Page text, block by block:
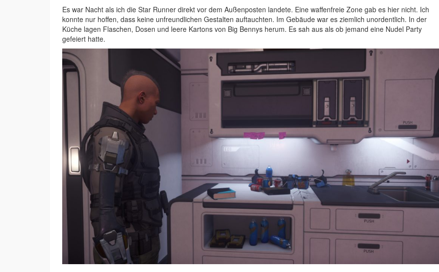
Es war Nacht als ich die Star Runner direkt vor dem Außenposten landete. Eine waffenfreie Zone gab es hier nicht. Ich
konnte nur hoffen, dass keine unfreundlichen Gestalten auftauchten. Im Gebäude war es ziemlich unordentlich. In der
Küche lagen Flaschen, Dosen und leere Kartons von Big Bennys herum. Es sah aus als ob jemand eine Nudel Party
gefeiert hatte.